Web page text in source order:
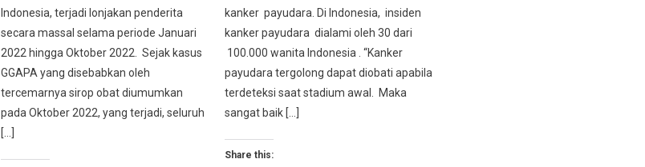
Indonesia, terjadi lonjakan penderita
secara massal selama periode Januari
2022 hingga Oktober 2022. Sejak kasus
GGAPA yang disebabkan oleh
tercemarnya sirop obat diumumkan
pada Oktober 2022, yang terjadi, seluruh
[…]
kanker payudara. Di Indonesia, insiden
kanker payudara dialami oleh 30 dari
100.000 wanita Indonesia . “Kanker
payudara tergolong dapat diobati apabila
terdeteksi saat stadium awal. Maka
sangat baik […]
Share this: